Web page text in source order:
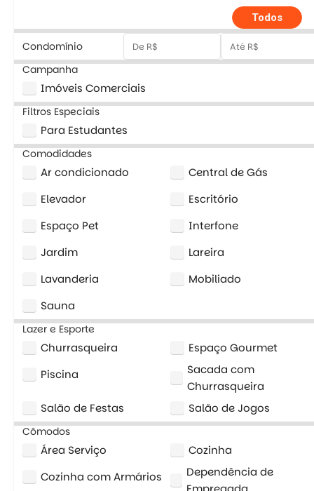
Todos
Condomínio
Campanha
Imóveis Comerciais
Filtros Especiais
Para Estudantes
Comodidades
Ar condicionado
Central de Gás
Elevador
Escritório
Espaço Pet
Interfone
Jardim
Lareira
Lavanderia
Mobiliado
Sauna
Lazer e Esporte
Churrasqueira
Espaço Gourmet
Piscina
Sacada com
Churrasqueira
Salão de Festas
Salão de Jogos
Cômodos
Área Serviço
Cozinha
Cozinha com Armários
Dependência de